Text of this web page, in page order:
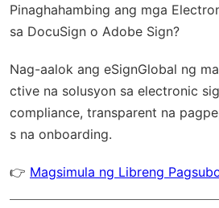
Pinaghahambing ang mga
sa DocuSign o Adobe Sign?
Nag-aalok ang eSignGlobal ng
ctive na solusyon sa electronic
compliance, transparent na
s na onboarding.
👉 Magsimula ng Libreng